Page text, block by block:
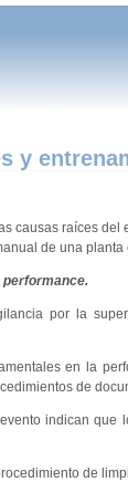
y
causas raíces
de una
por la
en la
de
indican
de